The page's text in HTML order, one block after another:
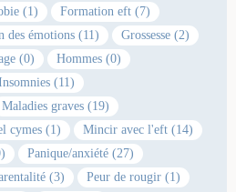
(1)
Formation eft (7)
des émotions (11)
Grossesse (2)
(0)
Hommes (0)
(11)
Maladies graves (19)
cymes (1)
Mincir avec l'eft (14)
Panique/anxiété (27)
(3)
Peur de rougir (1)